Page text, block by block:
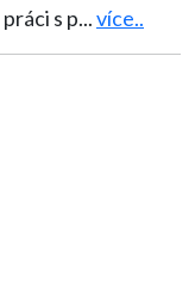
s p...více..